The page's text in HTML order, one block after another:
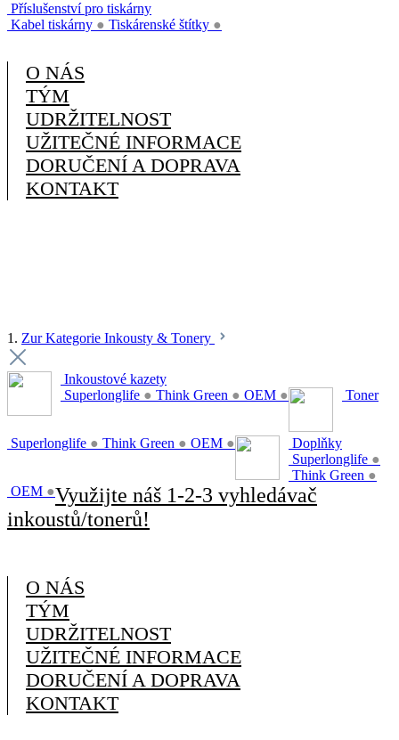
Příslušenství pro tiskárny
Kabel tiskárny ● Tiskárenské štítky ●
O NÁS
TÝM
UDRŽITELNOST
UŽITEČNÉ INFORMACE
DORUČENÍ A DOPRAVA
KONTAKT
1. Zur Kategorie Inkousty & Tonery
Inkoustové kazety
Superlonglife ● Think Green ● OEM ● Toner
Superlonglife ● Think Green ● OEM ●
Doplňky
Superlonglife ●
Think Green ●
OEM ●Využijte náš 1-2-3 vyhledávač
inkoustů/tonerů!
O NÁS
TÝM
UDRŽITELNOST
UŽITEČNÉ INFORMACE
DORUČENÍ A DOPRAVA
KONTAKT